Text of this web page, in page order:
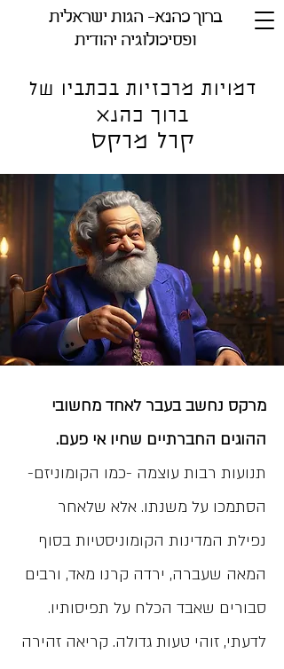
ברוך כהנא- הגות ישראלית
ופסיכולוגיה יהודית
דמויות מרכזיות בכתביו של
ברוך כהנא
קרל מרקס
מרקס נחשב בעבר לאחד מחשובי
ההוגים החברתיים שחיו אי פעם.
תנועות רבות עוצמה -כמו הקומוניזם-
הסתמכו על משנתו. אלא שלאחר
נפילת המדינות הקומוניסטיות בסוף
המאה שעברה, ירדה קרנו מאד, ורבים
סבורים שאבד הכלח על תפיסותיו.
לדעתי, זוהי טעות גדולה. קריאה זהירה